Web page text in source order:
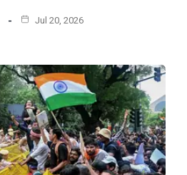
Jul 20, 2026